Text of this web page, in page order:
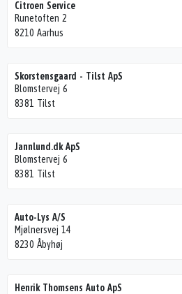
Citroen Service
Runetoften 2
8210 Aarhus
Skorstensgaard - Tilst ApS
Blomstervej 6
8381 Tilst
Jannlund.dk ApS
Blomstervej 6
8381 Tilst
Auto-Lys A/S
Mjølnersvej 14
8230 Åbyhøj
Henrik Thomsens Auto ApS